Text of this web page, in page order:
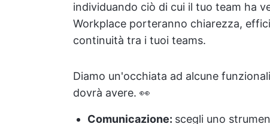
individuando ciò di cui il tuo team ha
Workplace porteranno chiarezza,
continuità tra i tuoi teams.
Diamo un'occhiata ad alcune
dovrà avere. 👀
Comunicazione: scegli uno